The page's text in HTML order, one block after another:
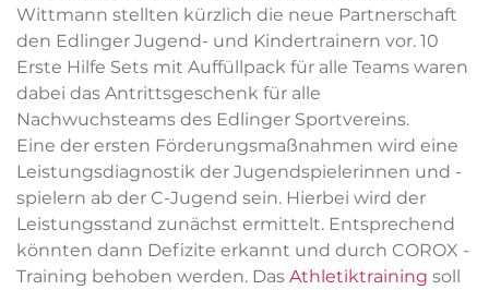
Wittmann stellten kürzlich die neue Partnerschaft
den Edlinger Jugend- und Kindertrainern vor. 10
Erste Hilfe Sets mit Auffüllpack für alle Teams waren
dabei das Antrittsgeschenk für alle
Nachwuchsteams des Edlinger Sportvereins.
Eine der ersten Förderungsmaßnahmen wird eine
Leistungsdiagnostik der Jugendspielerinnen und -
spielern ab der C-Jugend sein. Hierbei wird der
Leistungsstand zunächst ermittelt. Entsprechend
könnten dann Defizite erkannt und durch COROX -
Training behoben werden. Das Athletiktraining soll